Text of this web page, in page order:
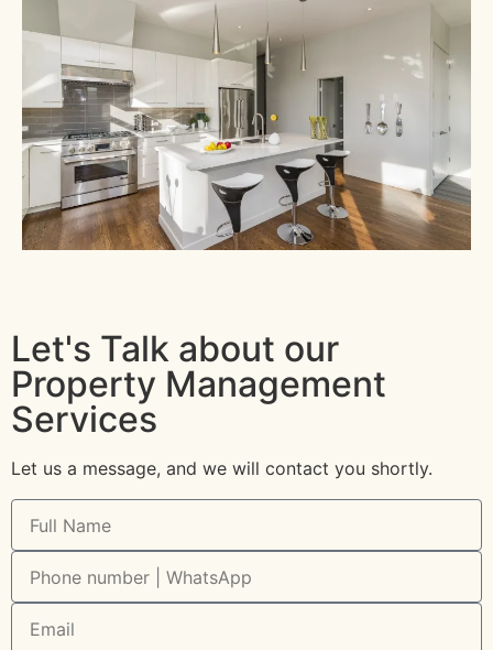
Let's Talk about our
Property Management
Services
Let us a message, and we will contact you shortly.